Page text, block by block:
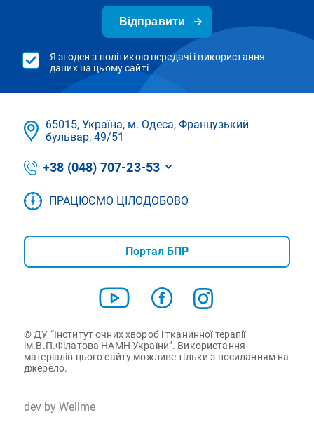
Відправити
Я згоден з політикою передачі і використання
даних на цьому сайті
65015, Україна, м. Одеса, Французький
бульвар, 49/51
+38 (048) 707-23-53
ПРАЦЮЄМО ЦІЛОДОБОВО
Портал БПР
© ДУ “Інститут очних хвороб і тканинної терапії
ім.В.П.Філатова НАМН України”. Використання
матеріалів цього сайту можливе тільки з посиланням на
джерело.
dev by Wellme